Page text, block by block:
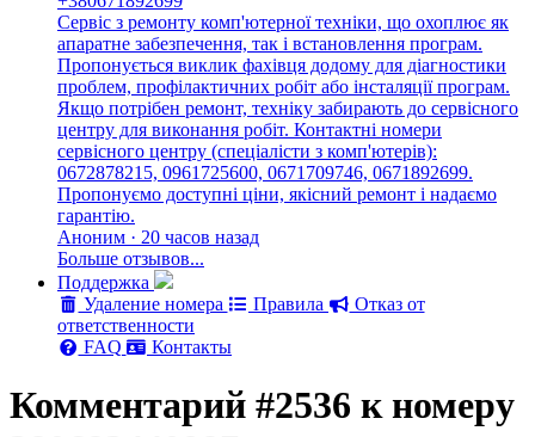
Сервіс з ремонту комп'ютерної техніки, що охоплює як
апаратне забезпечення, так і встановлення програм.
Пропонується виклик фахівця додому для діагностики
проблем, профілактичних робіт або інсталяції програм.
Якщо потрібен ремонт, техніку забирають до сервісного
центру для виконання робіт. Контактні номери
сервісного центру (спеціалісти з комп'ютерів):
0672878215, 0961725600, 0671709746, 0671892699.
Пропонуємо доступні ціни, якісний ремонт і надаємо
гарантію.
Аноним · 20 часов назад
Больше отзывов...
Поддержка
Удаление номера
Правила
Отказ от
ответственности
FAQ
Контакты
Комментарий #2536 к номеру